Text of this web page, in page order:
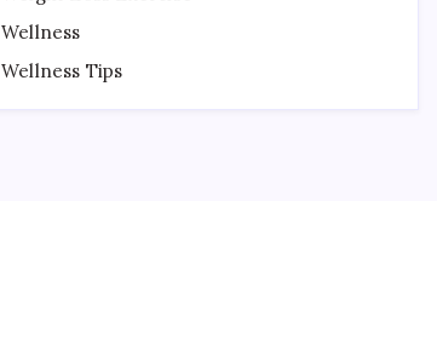
Wellness
Wellness Tips